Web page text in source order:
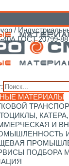
МАТЕРИАЛЫ
И
ПОДБОРА
/
ГОСТ 20799-88